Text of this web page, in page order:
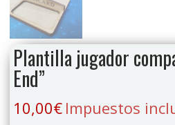
Plantilla jugador
End”
10,00€ Impuestos